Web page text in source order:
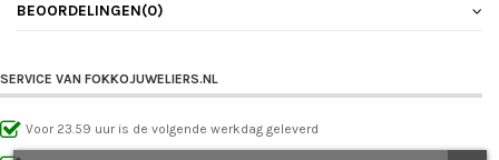
BEOORDELINGEN(0)
SERVICE VAN FOKKOJUWELIERS.NL
Voor 23.59 uur is de volgende werkdag geleverd